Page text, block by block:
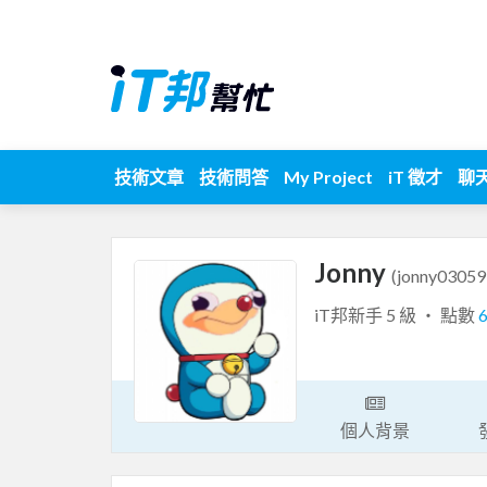
技術文章 技術問答 My Project iT 徵才 聊
Jonny
iT邦新手 5 級 ‧ 點數
個人背景